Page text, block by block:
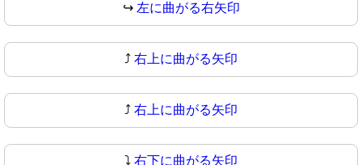
↪ 左に曲がる右矢印
⤴️ 右上に曲がる矢印
⤴ 右上に曲がる矢印
⤵️ 右下に曲がる矢印